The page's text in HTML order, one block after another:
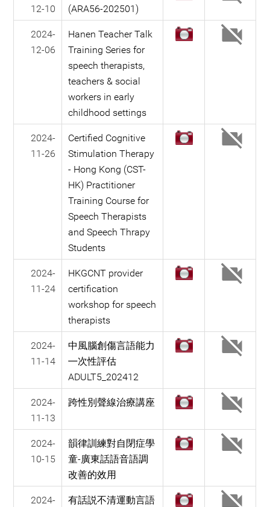
12-10
(ARA56-202501)
2024-
12-06
Hanen Teacher Talk
Training Series for
speech therapists,
teachers & social
workers in early
childhood settings
2024-
11-26
Certified Cognitive
Stimulation Therapy
- Hong Kong (CST-
HK) Practitioner
Training Course for
Speech Therapists
and Speech Thrapy
Students
2024-
11-24
HKGCNT provider
certification
workshop for speech
therapists
2024-
11-14
中風腦創傷言語能力
㇐次性評估
ADULT5_202412
2024-
11-13
跨性別聲線治療講座
2024-
10-15
韻律訓練對自閉症學
童-廣東話語音語調
改善的效用
2024-
有話説不清運動言語